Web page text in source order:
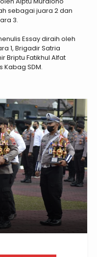
sebagai juara 2 dan
3.
Essay diraih oleh
1, Brigadir Satria
Briptu Fatikhul Alfat
SDM.